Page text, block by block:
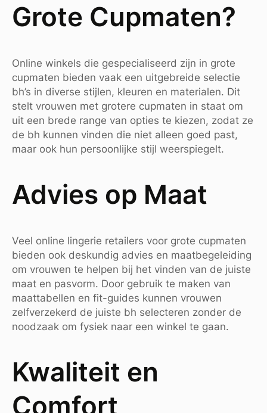
Grote Cupmaten?
Online winkels die gespecialiseerd zijn in grote
cupmaten bieden vaak een uitgebreide selectie
bh’s in diverse stijlen, kleuren en materialen. Dit
stelt vrouwen met grotere cupmaten in staat om
uit een brede range van opties te kiezen, zodat ze
de bh kunnen vinden die niet alleen goed past,
maar ook hun persoonlijke stijl weerspiegelt.
Advies op Maat
Veel online lingerie retailers voor grote cupmaten
bieden ook deskundig advies en maatbegeleiding
om vrouwen te helpen bij het vinden van de juiste
maat en pasvorm. Door gebruik te maken van
maattabellen en fit-guides kunnen vrouwen
zelfverzekerd de juiste bh selecteren zonder de
noodzaak om fysiek naar een winkel te gaan.
Kwaliteit en
Comfort